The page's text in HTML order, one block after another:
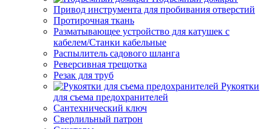
Привод инструмента для пробивания отверстий
Протирочная ткань
Разматывающее устройство для катушек с
кабелем/Станки кабельные
Распылитель садового шланга
Реверсивная трещотка
Резак для труб
Рукоятки
для съема предохранителей
Сантехнический ключ
Сверлильный патрон